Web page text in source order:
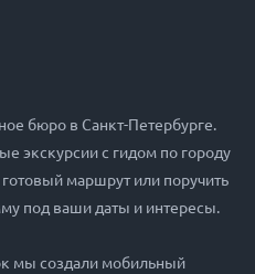
бюро в Санкт-Петербурге.
экскурсии с гидом по городу
маршрут или поручить
под ваши даты и интересы.
мы создали мобильный